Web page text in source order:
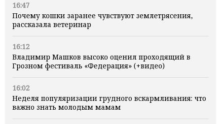
16:47
Почему кошки заранее чувствуют землетрясения,
рассказала ветеринар
16:12
Владимир Машков высоко оценил проходящий в
Грозном фестиваль «Федерация» (+видео)
16:02
Неделя популяризации грудного вскармливания: что
важно знать молодым мамам